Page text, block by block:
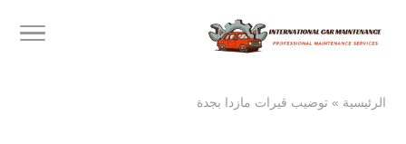
الرئيسية » توضيب قيرات مازدا بجدة